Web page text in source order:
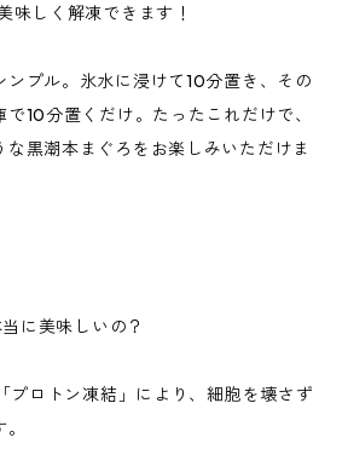
味しく解凍できます！
ンプル。氷水に浸けて10分置き、その
10分置くだけ。たったこれだけで、
な黒潮本まぐろをお楽しみいただけま
に美味しいの？
プロトン凍結」により、細胞を壊さず